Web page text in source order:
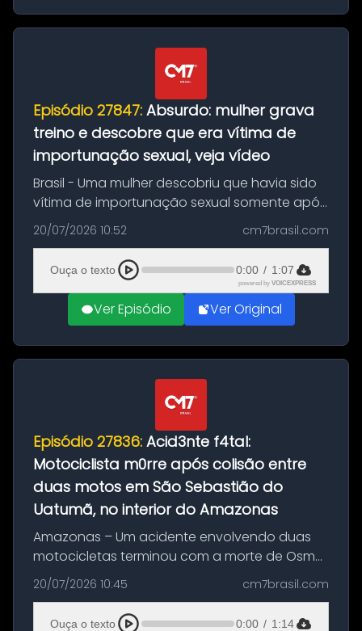
Episódio 27847: Absurdo: mulher grava
treino e descobre que era vítima de
importunação sexual, veja vídeo
Brasil - Uma mulher descobriu que havia sido
vítima de importunação sexual somente após
assistir a um vídeo que gravou enquanto
treinava na academia de um condomínio em
Feira de Santana, na Bahia. O c...
20/07/2026 10:52 cm7brasil.com
Ouça o texto 0:00 / 1:07
powered by VOICEXPRESS
Ver Episódio Ver Original
Episódio 27836: Acid3nte f4tal:
Motociclista m0rre após colisão entre
duas motos em São Sebastião do
Uatumã, no interior do Amazonas
Amazonas – Um acidente envolvendo duas
motocicletas terminou com a morte de Osmar
Figueiredo de Souza, de 38 anos, no município
de São Sebastião do Uatumã, no interior do
Amazonas. A colisão ocorreu n...
20/07/2026 10:45 cm7brasil.com
Ouça o texto 0:00 / 1:14